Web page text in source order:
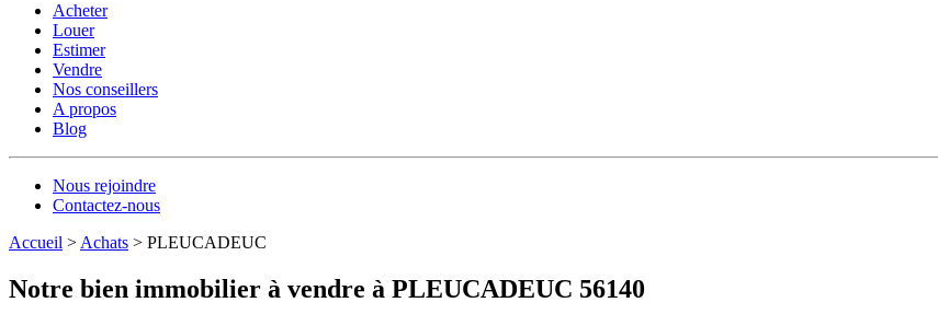
Acheter
Louer
Estimer
Vendre
Nos conseillers
A propos
Blog
Nous rejoindre
Contactez-nous
Accueil > Achats > PLEUCADEUC
Notre bien immobilier à vendre à PLEUCADEUC 56140